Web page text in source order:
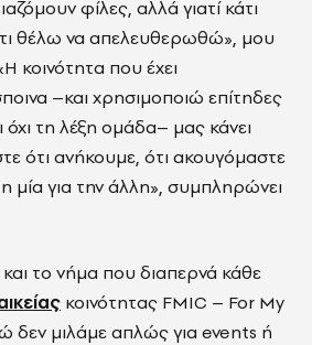
φίλες, αλλά γιατί κάτι
θέλω να απελευθερωθώ», μου
κοινότητα που έχει
–και χρησιμοποιώ επίτηδες
όχι τη λέξη ομάδα– μας κάνει
ότι ανήκουμε, ότι ακουγόμαστε
μία για την άλλη», συμπληρώνει
το νήμα που διαπερνά κάθε
κοινότητας FMIC – For My
δεν μιλάμε απλώς για events ή